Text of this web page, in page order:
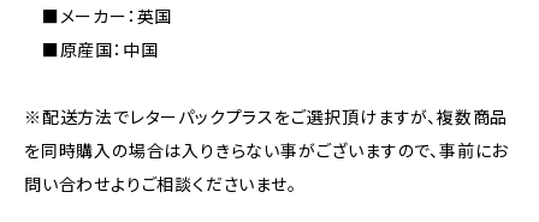
■メーカー：英国
■原産国：中国
※配送方法でレターパックプラスをご選択頂けますが、複数商品
を同時購入の場合は入りきらない事がございますので、事前にお
問い合わせよりご相談くださいませ。